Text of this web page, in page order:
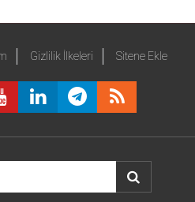
Gizlilik İlkeleri Sitene Ekle